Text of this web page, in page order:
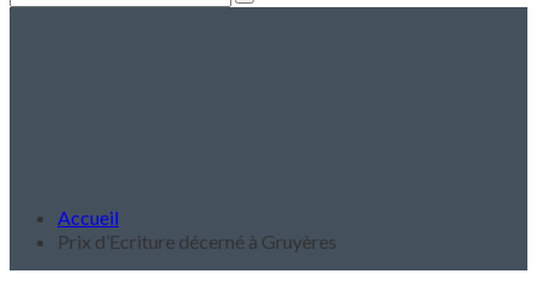
Accueil
Prix d’Ecriture décerné à Gruyères